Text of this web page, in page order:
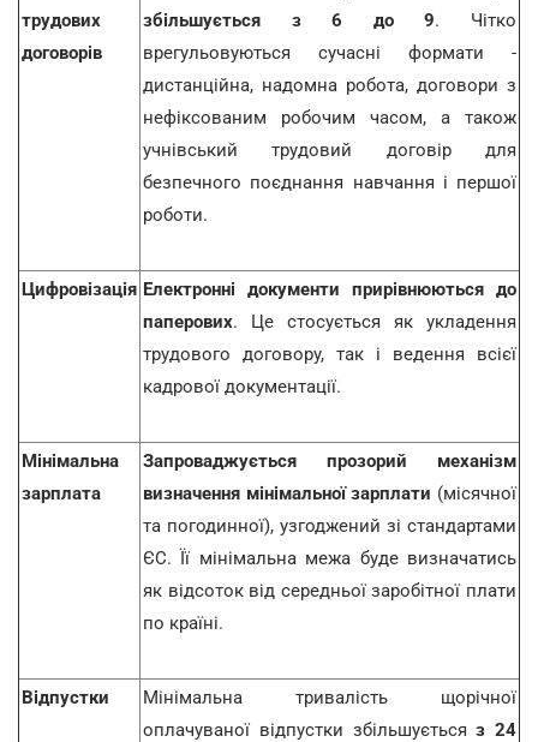
трудових
договорів
збільшується з 6 до 9. Чітко
врегульовуються сучасні формати -
дистанційна, надомна робота, договори з
нефіксованим робочим часом, а також
учнівський трудовий договір для
безпечного поєднання навчання і першої
роботи.
Цифровізація Електронні документи прирівнюються до
паперових. Це стосується як укладення
трудового договору, так і ведення всієї
кадрової документації.
Мінімальна
зарплата
Запроваджується прозорий механізм
визначення мінімальної зарплати (місячної
та погодинної), узгоджений зі стандартами
ЄС. Її мінімальна межа буде визначатись
як відсоток від середньої заробітної плати
по країні.
Відпустки
Мінімальна тривалість щорічної
оплачуваної відпустки збільшуєтьсяз 24